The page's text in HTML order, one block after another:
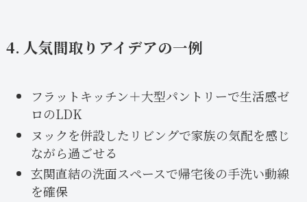
4. 人気間取りアイデアの一例
フラットキッチン＋大型パントリーで生活感ゼ
ロのLDK
ヌックを併設したリビングで家族の気配を感じ
ながら過ごせる
玄関直結の洗面スペースで帰宅後の手洗い動線
を確保